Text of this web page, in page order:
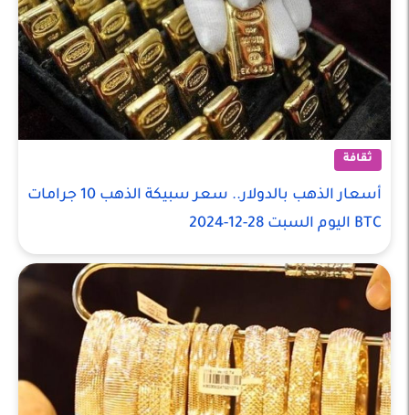
ثقافة
أسعار الذهب بالدولار.. سعر سبيكة الذهب 10 جرامات
BTC اليوم السبت 28-12-2024